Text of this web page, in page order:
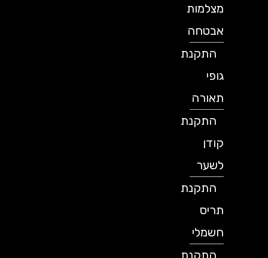
מצלמות
אבטחה
התקנת
תאורה
התקנת
לשער
התקנת
תריס
חשמלי
התקנת